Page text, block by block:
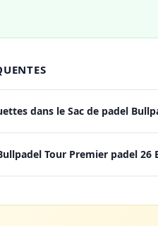
dans le Sac de padel
Tour Premier padel